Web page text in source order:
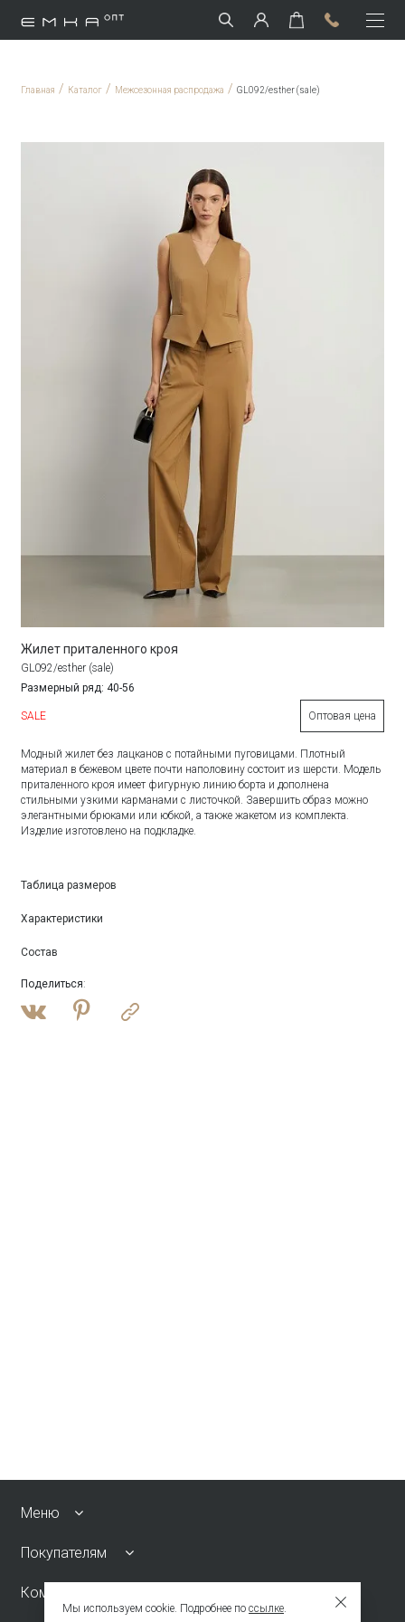
Главная / Каталог / Межсезонная распродажа / GL092/esther (sale)
Жилет приталенного кроя
GL092/esther (sale)
Размерный ряд: 40-56
SALE Оптовая цена
Модный жилет без лацканов с потайными пуговицами. Плотный
материал в бежевом цвете почти наполовину состоит из шерсти. Модель
приталенного кроя имеет фигурную линию борта и дополнена
стильными узкими карманами с листочкой. Завершить образ можно
элегантными брюками или юбкой, а также жакетом из комплекта.
Изделие изготовлено на подкладке.
Таблица размеров
Характеристики
Состав
Поделиться:
Меню
Покупателям
Компания
Мы используем cookie. Подробнее по ссылке